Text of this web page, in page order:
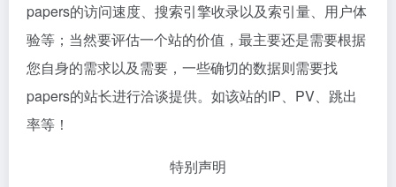
papers的访问速度、搜索引擎收录以及索引量、用户体
验等；当然要评估一个站的价值，最主要还是需要根据
您自身的需求以及需要，一些确切的数据则需要找
papers的站长进行洽谈提供。如该站的IP、PV、跳出
率等！
特别声明